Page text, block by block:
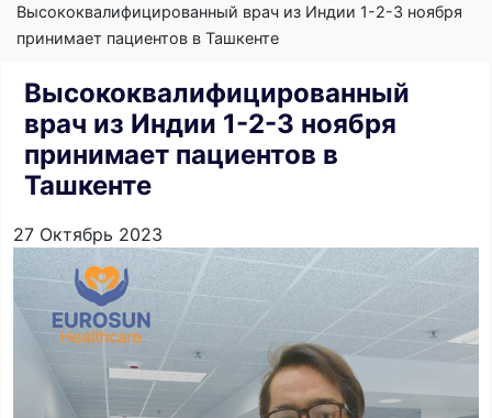
Высококвалифицированный врач из Индии 1-2-3 ноября
принимает пациентов в Ташкенте
Высококвалифицированный
врач из Индии 1-2-3 ноября
принимает пациентов в
Ташкенте
27 Октябрь 2023